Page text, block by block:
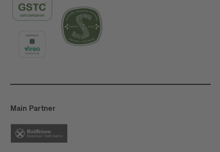
Main Partner